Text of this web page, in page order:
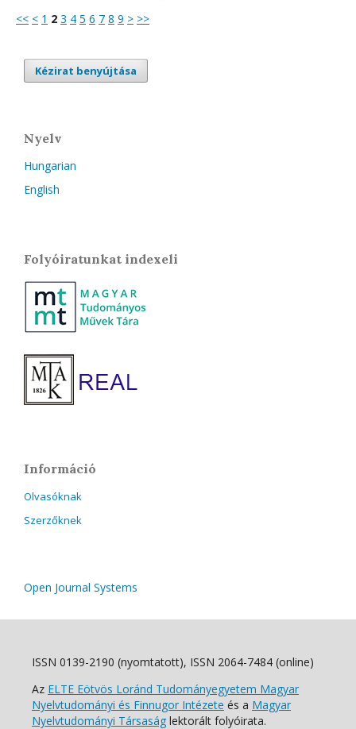
<< < 1 2 3 4 5 6 7 8 9 > >>
Kézirat benyújtása
Nyelv
Hungarian
English
Folyóiratunkat indexeli
Információ
Olvasóknak
Szerzőknek
Open Journal Systems
ISSN 0139-2190 (nyomtatott), ISSN 2064-7484 (online)
Az ELTE Eötvös Loránd Tudományegyetem Magyar
Nyelvtudományi és Finnugor Intézete és a Magyar
Nyelvtudományi Társaság lektorált folyóirata.